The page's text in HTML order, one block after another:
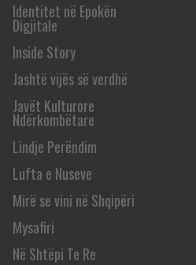
Identitet në Epokën
Digjitale
Inside Story
Jashtë vijës së verdhë
Javët Kulturore
Ndërkombëtare
Lindje Perëndim
Lufta e Nuseve
Mirë se vini në Shqipëri
Mysafiri
Në Shtëpi Te Re